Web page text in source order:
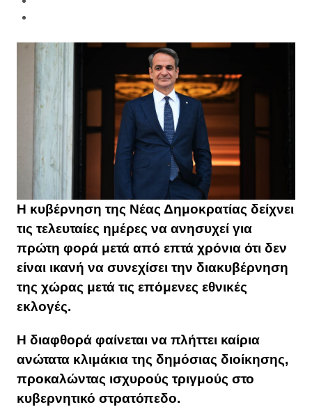
Η κυβέρνηση της Νέας Δημοκρατίας δείχνει
τις τελευταίες ημέρες να ανησυχεί για
πρώτη φορά μετά από επτά χρόνια ότι δεν
είναι ικανή να συνεχίσει την διακυβέρνηση
της χώρας μετά τις επόμενες εθνικές
εκλογές.
H διαφθορά φαίνεται να πλήττει καίρια
ανώτατα κλιμάκια της δημόσιας διοίκησης,
προκαλώντας ισχυρούς τριγμούς στο
κυβερνητικό στρατόπεδο.